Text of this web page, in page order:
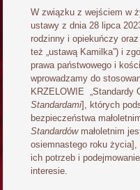
W związku z wejściem w
ustawy z dnia 28 lipca
rodzinny i opiekuńczy
też „ustawą Kamilka”) i
prawa państwowego i
wprowadzamy do
KRZELOWIE „Standardy
Standardami], których
bezpieczeństwa
Standardówmałoletnim
osiemnastego roku życia],
ich potrzeb i
interesie.